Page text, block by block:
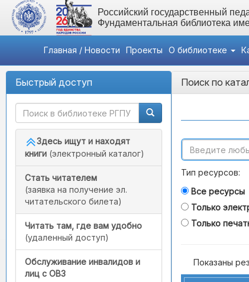
Российский государственный
Фундаментальная библиотека
Главная / Новости Проекты О библиотеке
Быстрый доступ
Здесь ищут и находят
книги (электронный каталог)
Стать читателем
(заявка на получение эл.
читательского билета)
Читать там, где вам удобно
(удаленный доступ)
Обслуживание инвалидов и
лиц с ОВЗ
Поиск по
Тип ресурсов:
Все ресурсы
Только
Только
Показаны